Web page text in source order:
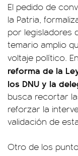
El pedido de
la Patria,
por legisladores
temario amplio
voltaje político.
reforma de la
los DNU y la
busca recortar
reforzar la
validación de
Otro de los